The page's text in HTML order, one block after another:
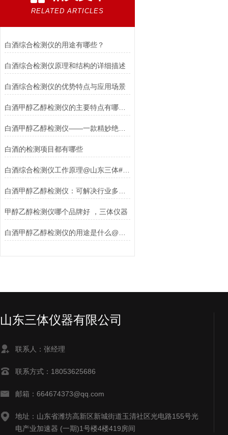
RELATED ARTICLES
白酒综合检测仪的用途有哪些？
白酒综合检测仪原理和结构的详细描述
白酒综合检测仪的优势特点与应用场景
白酒甲醇乙醇检测仪的主要特点有哪些？
白酒的检测项目都有哪些
白酒综合检测仪工作原理@山东三体#厂家直销无中间商赚差价
甲醇乙醇检测仪哪个品牌好 ，三体仪器
山东三体仪器有限公司
联系人：张经理
联系方式：18053625686
邮箱：664674373@qq.com
地址：山东省潍坊高新区新城街道玉清社区光电路155号光
电产业加速器 (一期)1号楼4楼419房间